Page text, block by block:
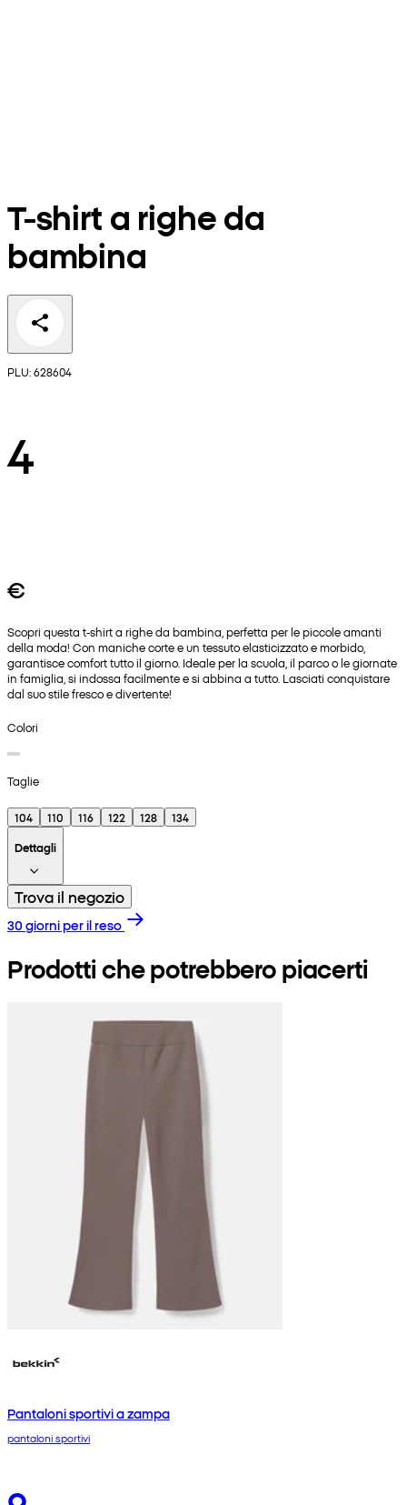
T-shirt a righe da
bambina
PLU: 628604
4
€
Scopri questa t-shirt a righe da bambina, perfetta per le piccole amanti
della moda! Con maniche corte e un tessuto elasticizzato e morbido,
garantisce comfort tutto il giorno. Ideale per la scuola, il parco o le giornate
in famiglia, si indossa facilmente e si abbina a tutto. Lasciati conquistare
dal suo stile fresco e divertente!
Colori
Taglie
104 110 116 122 128
134
Dettagli
Trova il negozio
30 giorni per il reso
Prodotti che potrebbero piacerti
Pantaloni sportivi a zampa
pantaloni sportivi